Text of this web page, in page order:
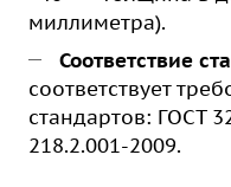
миллиметра).
Соответствие
соответствует
стандартов: ГОСТ
218.2.001-2009.